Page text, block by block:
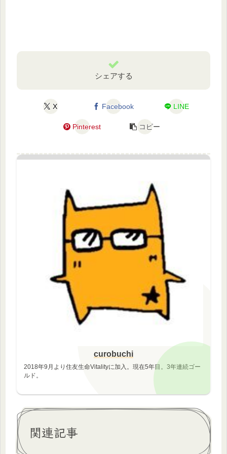
シェアする
X Facebook LINE
Pinterest コピー
curobuchi
2018年9月より住友生命Vitalityに加入。現在5年目。3年連続ゴー
ルド。
関連記事